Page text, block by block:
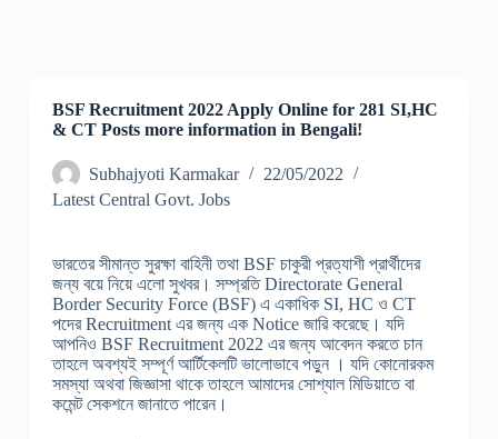
BSF Recruitment 2022 Apply Online for 281 SI,HC
& CT Posts more information in Bengali!
Subhajyoti Karmakar
22/05/2022
Latest Central Govt. Jobs
ভারতের সীমান্ত সুরক্ষা বাহিনী তথা BSF চাকুরী প্রত্যাশী প্রার্থীদের
জন্য বয়ে নিয়ে এলো সুখবর। সম্প্রতি Directorate General
Border Security Force (BSF) এ একাধিক SI, HC ও CT
পদের Recruitment এর জন্য এক Notice জারি করেছে। যদি
আপনিও BSF Recruitment 2022 এর জন্য আবেদন করতে চান
তাহলে অবশ্যই সম্পূর্ণ আর্টিকেলটি ভালোভাবে পড়ুন । যদি কোনোরকম
সমস্যা অথবা জিজ্ঞাসা থাকে তাহলে আমাদের সোশ্যাল মিডিয়াতে বা
কমেন্ট সেকশনে জানাতে পারেন।